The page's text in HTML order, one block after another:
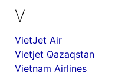
V
VietJet Air
Vietjet Qazaqstan
Vietnam Airlines